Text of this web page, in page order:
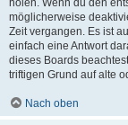
holen. Wenn du den
möglicherweise
Zeit vergangen. Es ist
einfach eine Antwort
dieses Boards
triftigen Grund auf alte
Nach oben